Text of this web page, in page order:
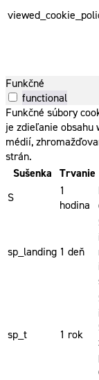
Funkčné
functional
Funkčné súbory
je zdieľanie obsahu
médií,
strán.
Sušenka Trvanie
S
1
hodina
sp_landing 1 deň
sp_t 1 rok